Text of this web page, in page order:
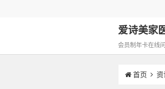
爱诗美家
会员制年卡在线
首页 资